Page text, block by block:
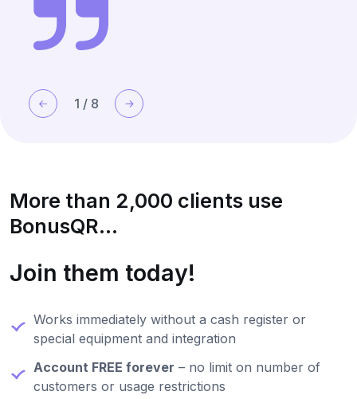
transaction, ce qui permet d'éviter les
abus, comme c'était le cas avec les
moyen moderne et efficace de
récompenser nos clients réguliers.
1 / 8
More than 2,000 clients use
BonusQR...
Join them today!
Works immediately without a cash register or
special equipment and integration
Account FREE forever – no limit on number of
customers or usage restrictions